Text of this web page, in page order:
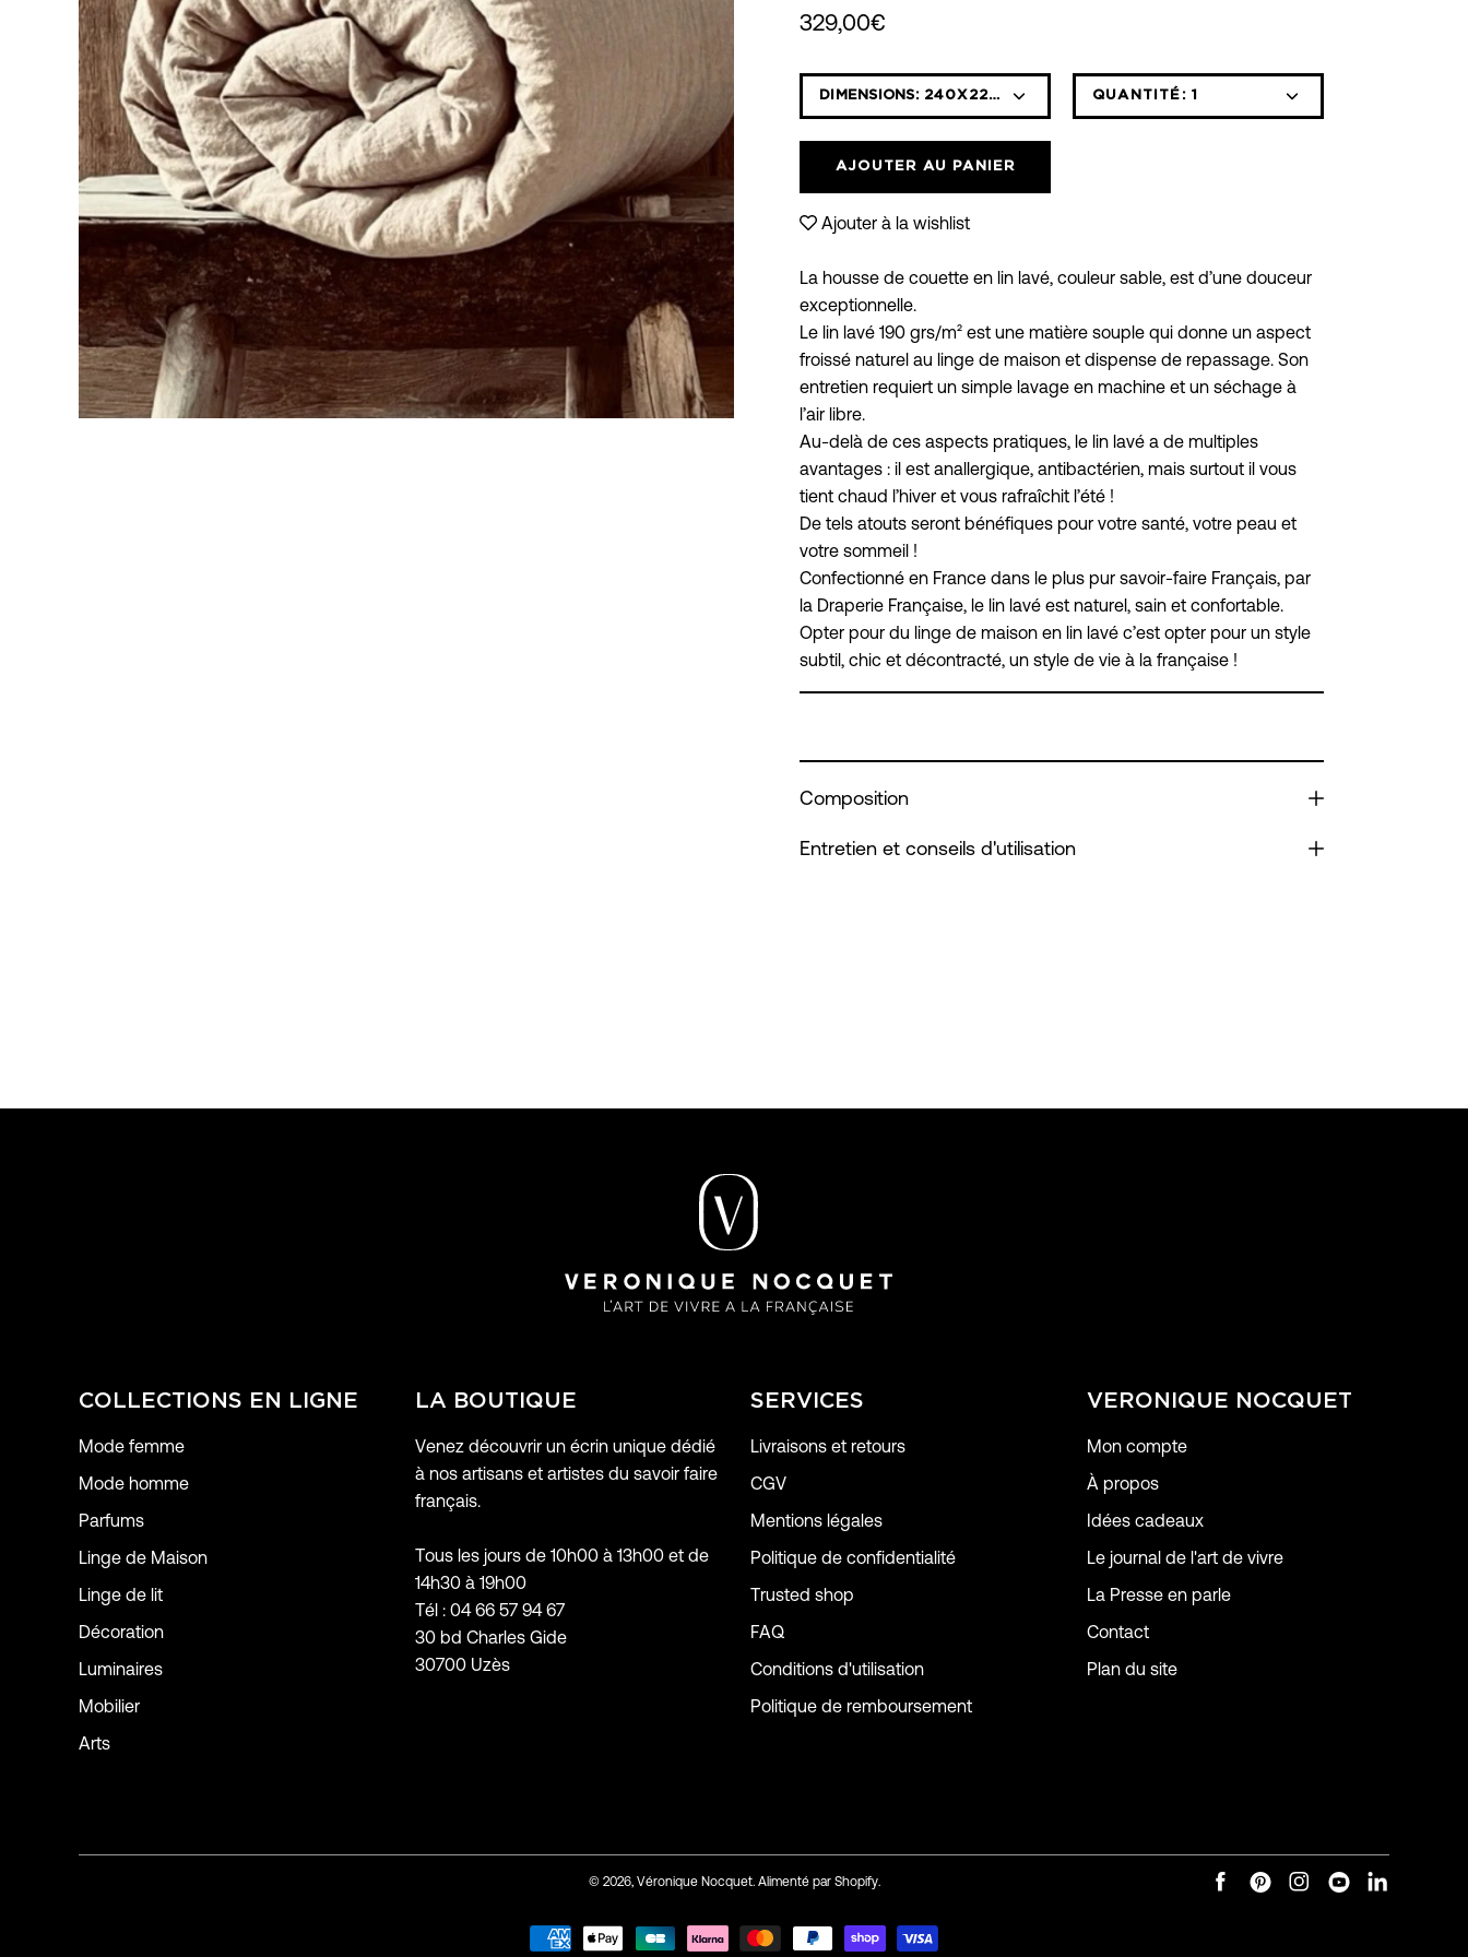
329,00€
DIMENSIONS: 240X220 CM
Sélectionnez
la
liste
déroulante
des
variantes
QUANTITÉ: 1
AJOUTER AU PANIER
Ajouter à la wishlist
La housse de couette en lin lavé, couleur sable, est d’une douceur
exceptionnelle.
Le lin lavé 190 grs/m² est une matière souple qui donne un aspect
froissé naturel au linge de maison et dispense de repassage. Son
entretien requiert un simple lavage en machine et un séchage à
l’air libre.
Au-delà de ces aspects pratiques, le lin lavé a de multiples
avantages : il est anallergique, antibactérien, mais surtout il vous
tient chaud l’hiver et vous rafraîchit l’été !
De tels atouts seront bénéfiques pour votre santé, votre peau et
votre sommeil !
Confectionné en France dans le plus pur savoir-faire Français, par
la Draperie Française, le lin lavé est naturel, sain et confortable.
Opter pour du linge de maison en lin lavé c’est opter pour un style
subtil, chic et décontracté, un style de vie à la française !
Composition
Entretien et conseils d'utilisation
COLLECTIONS EN LIGNE
Mode femme
Mode homme
Parfums
Linge de Maison
Linge de lit
Décoration
Luminaires
Mobilier
Arts
LA BOUTIQUE
Venez découvrir un écrin unique dédié
à nos artisans et artistes du savoir faire
français.
Tous les jours de 10h00 à 13h00 et de
14h30 à 19h00
Tél : 04 66 57 94 67
30 bd Charles Gide
30700 Uzès
SERVICES
Livraisons et retours
CGV
Mentions légales
Politique de confidentialité
Trusted shop
FAQ
Conditions d'utilisation
Politique de remboursement
VERONIQUE NOCQUET
Mon compte
À propos
Idées cadeaux
Le journal de l'art de vivre
La Presse en parle
Contact
Plan du site
© 2026, Véronique Nocquet. Alimenté par Shopify.